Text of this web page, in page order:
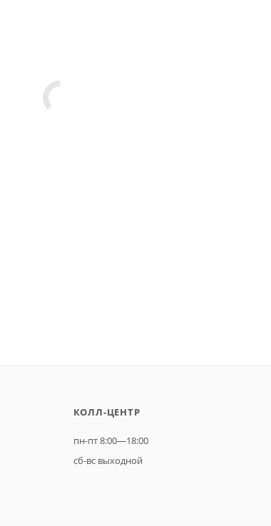
КОЛЛ-ЦЕНТР
пн-пт 8:00—18:00
сб-вс выходной